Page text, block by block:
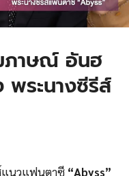
ภาษณ์ อันฮ
ระนางซีรีส์
แนวแฟนตาซี “Abyss”